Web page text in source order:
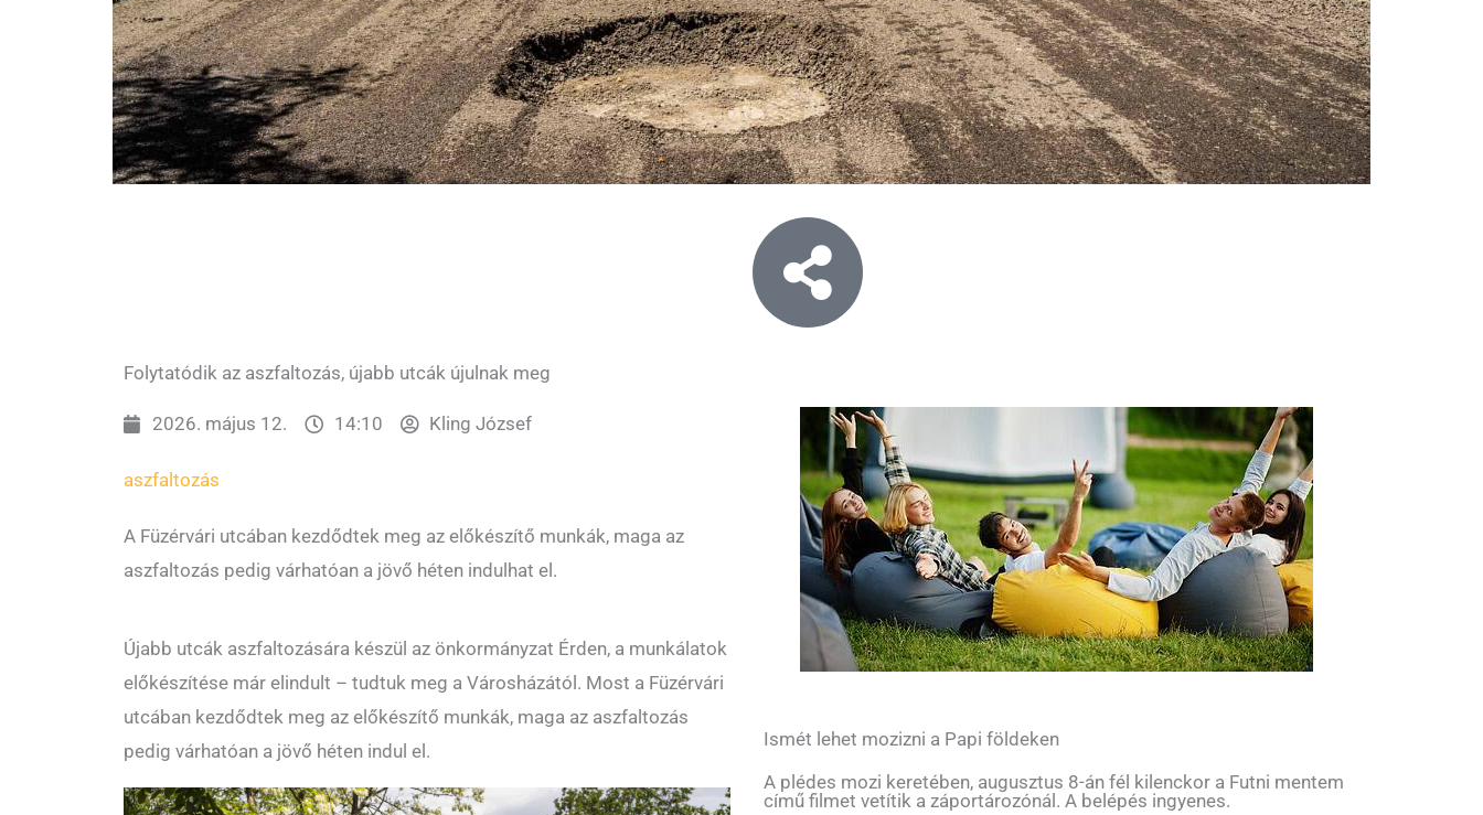
Folytatódik az aszfaltozás, újabb utcák újulnak meg
2026. május 12. 14:10 Kling József
aszfaltozás
A Füzérvári utcában kezdődtek meg az előkészítő munkák, maga az
aszfaltozás pedig várhatóan a jövő héten indulhat el.
Újabb utcák aszfaltozására készül az önkormányzat Érden, a munkálatok
előkészítése már elindult – tudtuk meg a Városházától. Most a Füzérvári
utcában kezdődtek meg az előkészítő munkák, maga az aszfaltozás
pedig várhatóan a jövő héten indul el.
Ismét lehet mozizni a Papi földeken
A plédes mozi keretében, augusztus 8-án fél kilenckor a Futni mentem
című filmet vetítik a záportározónál. A belépés ingyenes.